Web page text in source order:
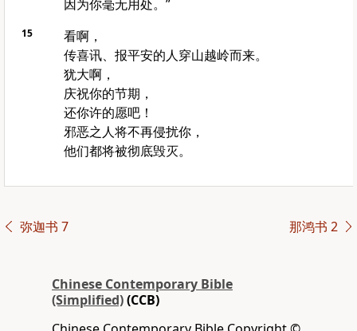
因为你毫无用处。”
15
看啊，
传喜讯、报平安的人穿山越岭而来。
犹大啊，
庆祝你的节期，
还你许的愿吧！
邪恶之人将不再侵扰你，
他们都将被彻底毁灭。
弥迦书 7 那鸿书 2
Chinese Contemporary Bible
(Simplified)(CCB)